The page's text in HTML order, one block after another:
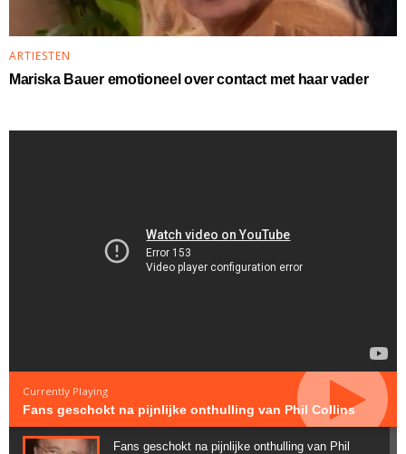
ARTIESTEN
Mariska Bauer emotioneel over contact met haar vader
Currently Playing
Fans geschokt na pijnlijke onthulling van Phil Collins
Fans geschokt na pijnlijke onthulling van Phil